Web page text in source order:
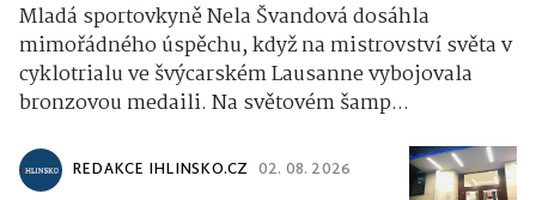
Mladá sportovkyně Nela Švandová dosáhla
mimořádného úspěchu, když na mistrovství světa v
cyklotrialu ve švýcarském Lausanne vybojovala
bronzovou medaili. Na světovém šamp...
REDAKCE IHLINSKO.CZ 02. 08. 2026